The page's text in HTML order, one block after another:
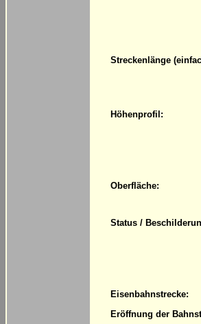
Streckenlänge
Höhenprofil:
Oberfläche:
Status /
Eisenbahnstrecke:
Eröffnung der